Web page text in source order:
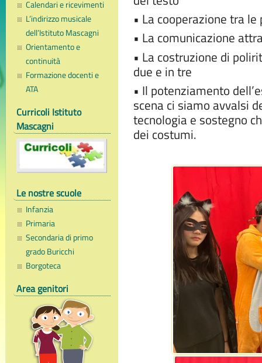
Calendari e ricevimenti
L’indirizzo musicale
dell’Istituto Mascagni
Orientamento e
continuità
Formazione docenti e
ATA
Curricoli Istituto
Mascagni
Le nostre scuole
Infanzia
Primaria
Secondaria di primo
grado Buricchi
Borgoteca
Area genitori
• La cooperazione tra le
• La comunicazione
• La costruzione di
due e in tre
• Il potenziamento
scena ci siamo avvalsi
tecnologia e sostegno
dei costumi.